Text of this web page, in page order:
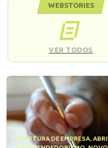
WEBSTORIES
VER TODOS
ABERTURA DE EMPRESA,